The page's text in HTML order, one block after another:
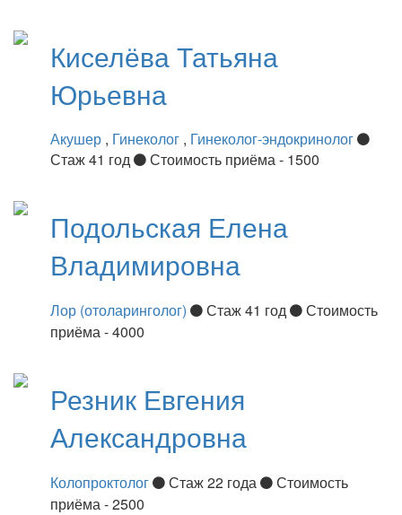
КиселёваТатьяна
Юрьевна
Акушер , Гинеколог , Гинеколог-эндокринолог
Стаж 41 год
Стоимость приёма - 1500
Подольская Елена
Владимировна
Лор (отоларинголог) Стаж 41 год
Стоимость
приёма - 4000
Резник Евгения
Александровна
Колопроктолог Стаж 22 года
Стоимость
приёма - 2500